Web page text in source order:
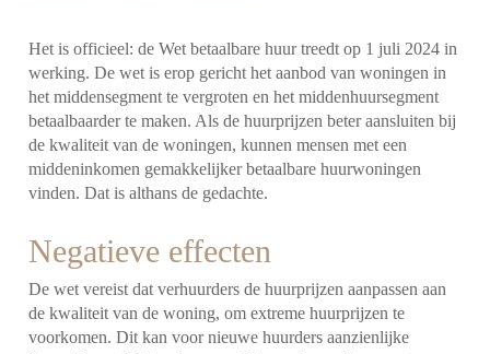
Het is officieel: de Wet betaalbare huur treedt op 1 juli 2024 in
werking. De wet is erop gericht het aanbod van woningen in
het middensegment te vergroten en het middenhuursegment
betaalbaarder te maken. Als de huurprijzen beter aansluiten bij
de kwaliteit van de woningen, kunnen mensen met een
middeninkomen gemakkelijker betaalbare huurwoningen
vinden. Dat is althans de gedachte.
Negatieve effecten
De wet vereist dat verhuurders de huurprijzen aanpassen aan
de kwaliteit van de woning, om extreme huurprijzen te
voorkomen. Dit kan voor nieuwe huurders aanzienlijke